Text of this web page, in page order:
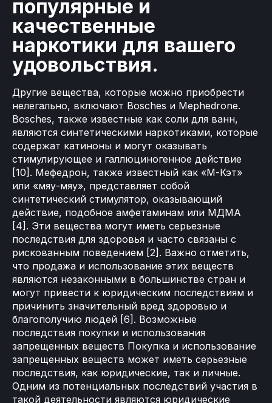
популярные и
качественные
наркотики для вашего
удовольствия.
Другие вещества, которые можно приобрести
нелегально, включают Bosches и Mephedrone.
Bosches, также известные как соли для ванн,
являются синтетическими наркотиками, которые
содержат катиноны и могут оказывать
стимулирующее и галлюциногенное действие
[10]. Мефедрон, также известный как «М-Кэт»
или «мяу-мяу», представляет собой
синтетический стимулятор, оказывающий
действие, подобное амфетаминам или МДМА
[4]. Эти вещества могут иметь серьезные
последствия для здоровья и часто связаны с
рискованным поведением [2]. Важно отметить,
что продажа и использование этих веществ
являются незаконными в большинстве стран и
могут привести к юридическим последствиям и
причинить значительный вред здоровью и
благополучию людей [6]. Возможные
последствия покупки и использования
запрещенных веществ Покупка и использование
запрещенных веществ может иметь серьезные
последствия, как юридические, так и личные.
Одним из потенциальных последствий участия в
такой деятельности являются юридические